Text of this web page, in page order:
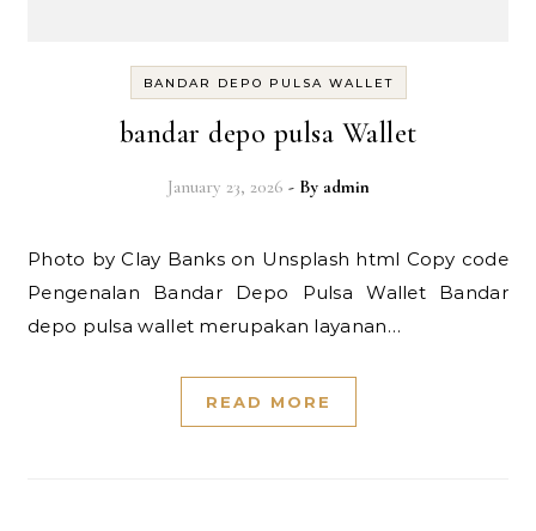
BANDAR DEPO PULSA WALLET
bandar depo pulsa Wallet
January 23, 2026 - By admin
Photo by Clay Banks on Unsplash html Copy code
Pengenalan Bandar Depo Pulsa Wallet Bandar
depo pulsa wallet merupakan layanan…
READ MORE